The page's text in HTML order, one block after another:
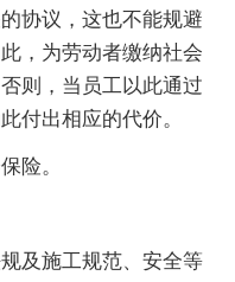
协议，这也不能规避
，为劳动者缴纳社会
则，当员工以此通过
付出相应的代价。
险。
及施工规范、安全等